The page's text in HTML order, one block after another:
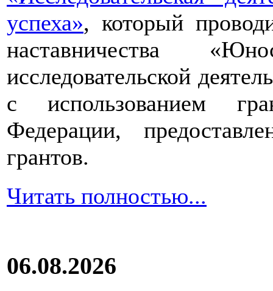
успеха», который
наставничества
исследовательской
с использованием
Федерации,
грантов.
Читать полностью...
06.08.2026